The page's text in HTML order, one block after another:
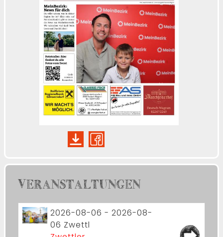
VERANSTALTUNGEN
2026-08-06 - 2026-08-
06 Zwettl